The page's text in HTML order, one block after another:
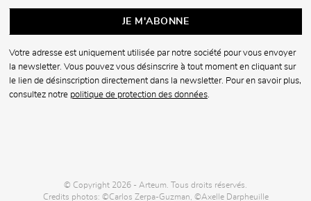
Votre adresse est uniquement utilisée par notre société pour vous envoyer
la newsletter. Vous pouvez vous désinscrire à tout moment en cliquant sur
le lien de désinscription directement dans la newsletter. Pour en savoir plus,
consultez notre politique de protection des données.
© Copyright 2026 - Arteum. Tous droits réservés.
Credits photos: ©Carlos Zerpa-Guzman, ©Axelle Darpheuille